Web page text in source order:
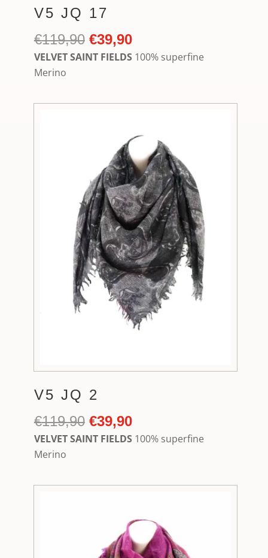
V5 JQ 17
€119,90 Ursprünglicher
Preis
€39,90Aktueller
Preis
VELVET SAINT FIELDS 100% superfine
Merino
V5 JQ 2
€119,90 Ursprünglicher
Preis
€39,90Aktueller
Preis
VELVET SAINT FIELDS 100% superfine
Merino